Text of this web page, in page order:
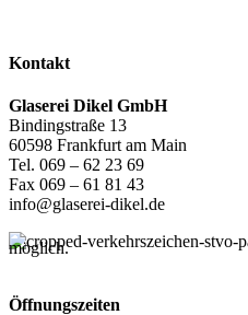
Kontakt
Glaserei Dikel GmbH
Bindingstraße 13
60598 Frankfurt am Main
Tel. 069 – 62 23 69
Fax 069 – 61 81 43
info@glaserei-dikel.de
möglich.
Öffnungszeiten